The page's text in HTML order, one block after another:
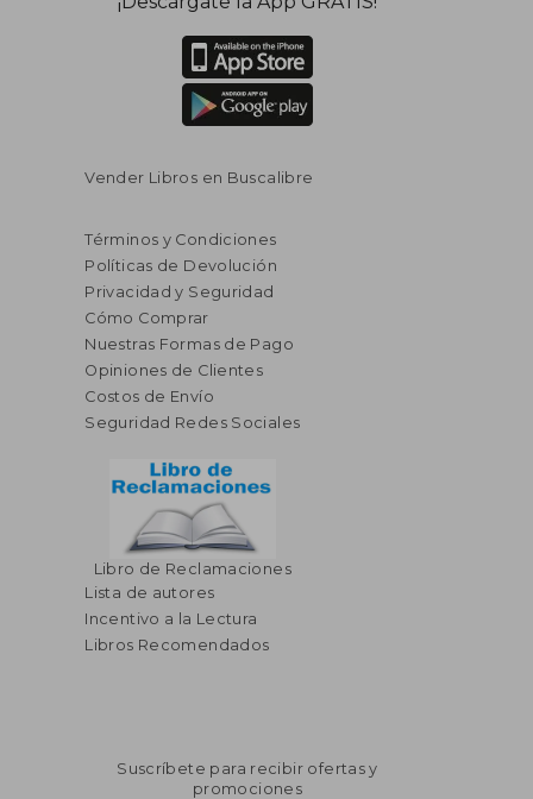
$ 19.13
40%
dcto.
$ 63.36
$ 38.02
Vender Libros en Buscalibre
Términos y Condiciones
Políticas de Devolución
Privacidad y Seguridad
Cómo Comprar
Nuestras Formas de Pago
Opiniones de Clientes
Costos de Envío
Seguridad Redes Sociales
Libro de Reclamaciones
Lista de autores
Incentivo a la Lectura
Libros Recomendados
Suscríbete para recibir ofertas y
promociones